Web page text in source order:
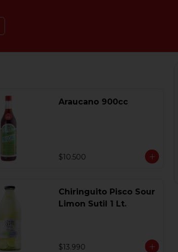
Araucano 900cc
$10.500
Chiringuito Pisco Sour
Limon Sutil 1 Lt.
$13.990